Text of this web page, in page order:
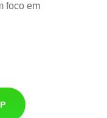
foco em